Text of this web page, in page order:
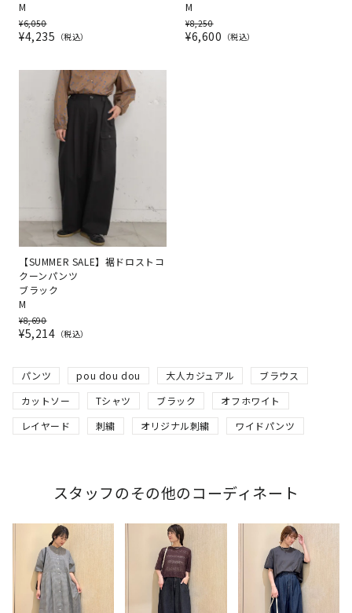
M
¥6,050
¥4,235 税込
M
¥8,250
¥6,600 税込
【SUMMER SALE】裾ドロストコ
クーンパンツ
ブラック
M
¥8,690
¥5,214 税込
パンツ pou dou dou 大人カジュアル
ブラウス
カットソー
Tシャツ ブラック
オフホワイト
レイヤード
刺繍 オリジナル刺繍 ワイドパンツ
スタッフのその他のコーディネート